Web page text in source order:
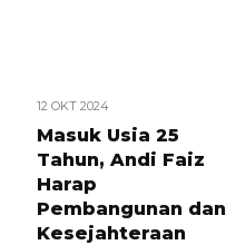
12 OKT 2024
Masuk Usia 25
Tahun, Andi Faiz
Harap
Pembangunan dan
Kesejahteraan